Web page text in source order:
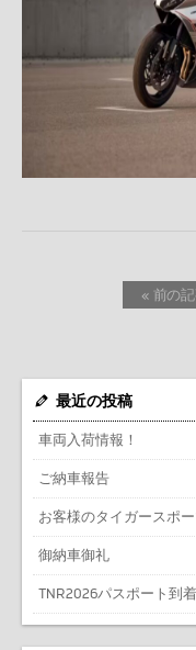
« 前の
最近の投稿
車両入荷情報！
ご納車報告
お客様のタイガースポ
御納車御礼
TNR2026パスポート到